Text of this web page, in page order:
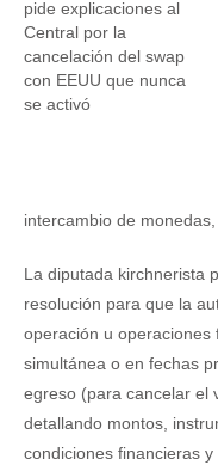
intercambio de monedas,
La diputada kirchnerista
resolución para que la
operación u operaciones
simultánea o en fechas
egreso (para cancelar el
detallando montos,
condiciones financieras